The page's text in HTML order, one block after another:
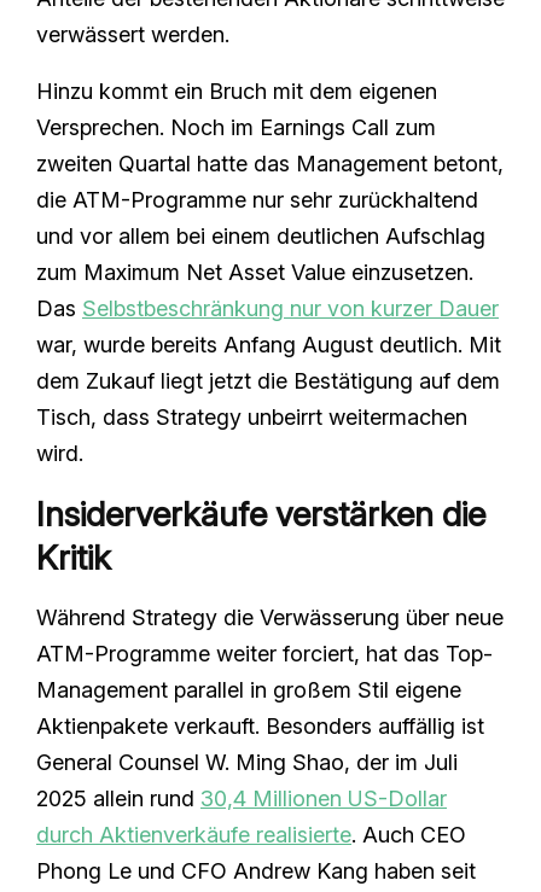
verwässert werden.
Hinzu kommt ein Bruch mit dem eigenen
Versprechen. Noch im Earnings Call zum
zweiten Quartal hatte das Management betont,
die ATM-Programme nur sehr zurückhaltend
und vor allem bei einem deutlichen Aufschlag
zum Maximum Net Asset Value einzusetzen.
Das Selbstbeschränkung nur von kurzer Dauer
war, wurde bereits Anfang August deutlich. Mit
dem Zukauf liegt jetzt die Bestätigung auf dem
Tisch, dass Strategy unbeirrt weitermachen
wird.
Insiderverkäufe verstärken die
Kritik
Während Strategy die Verwässerung über neue
ATM-Programme weiter forciert, hat das Top-
Management parallel in großem Stil eigene
Aktienpakete verkauft. Besonders auffällig ist
General Counsel W. Ming Shao, der im Juli
2025 allein rund 30,4 Millionen US-Dollar
durch Aktienverkäufe realisierte. Auch CEO
Phong Le und CFO Andrew Kang haben seit